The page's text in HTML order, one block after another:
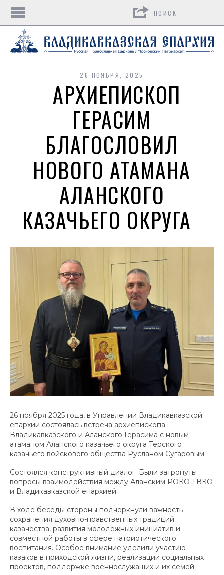
26 НОЯБРЯ, 2025
АРХИЕПИСКОП
ГЕРАСИМ
БЛАГОСЛОВИЛ
НОВОГО АТАМАНА
АЛАНСКОГО
КАЗАЧЬЕГО ОКРУГА
26 ноября 2025 года, в Управлении Владикавказской
епархии состоялась встреча архиепископа
Владикавказского и Аланского Герасима с новым
атаманом Аланского казачьего округа Терского
казачьего войскового общества Русланом Сугаровым.
Состоялся конструктивный диалог. Были затронуты
вопросы взаимодействия между Аланским РОКО ТВКО
и Владикавказской епархией.
В ходе беседы стороны подчеркнули важность
сохранения духовно-нравственных традиций
казачества, развития молодежных инициатив и
совместной работы в сфере патриотического
воспитания. Особое внимание уделили участию
казаков в приходской жизни, реализации социальных
проектов, поддержке военнослужащих и их семей.